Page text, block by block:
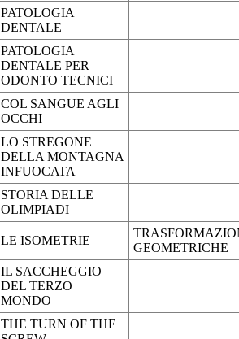
PATOLOGIA
DENTALE
PATOLOGIA
DENTALE PER
ODONTO TECNICI
COL SANGUE AGLI
OCCHI
LO STREGONE
DELLA MONTAGNA
INFUOCATA
STORIA DELLE
OLIMPIADI
LE ISOMETRIE
GEOMETRICHE
IL SACCHEGGIO
DEL TERZO
MONDO
THE TURN OF THE